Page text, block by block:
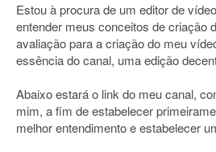
Estou à procura de um editor de
entender meus conceitos de criação
avaliação para a criação do meu
essência do canal, uma edição
Abaixo estará o link do meu canal,
mim, a fim de estabelecer
melhor entendimento e estabelecer